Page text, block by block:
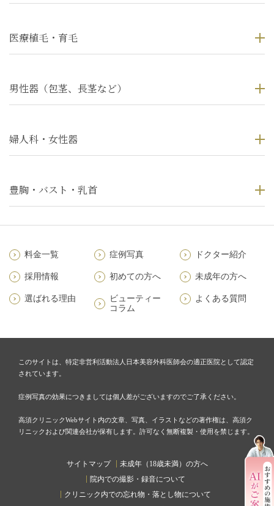
医療植毛・育毛
男性器（包茎、長茎など）
婦人科・女性器
豊胸・バスト・乳首
料金一覧 症例写真 ドクター紹介
採用情報 初めての方へ 未成年の方へ
選ばれる理由
ビューティー
コラム
よくある質問
このサイトは、特定非営利活動法人日本美容外科医師会の適正医院として認定
されています。
症例写真の効果につきましては個人差がございますのでご了承ください。
高須クリニックWebサイト内の文章、写真、イラストなどの著作権は、高須ク
リニックおよび関連会社が保有します。許可なく無断複製・使用を禁じます。
サイトマップ
未成年（18歳未満）の方へ
院内での撮影・録音について
クリニック内での忘れ物・落とし物について